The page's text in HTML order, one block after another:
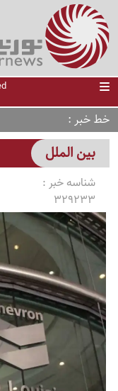
خط خبر
بین الملل
شناسه خبر :
329233